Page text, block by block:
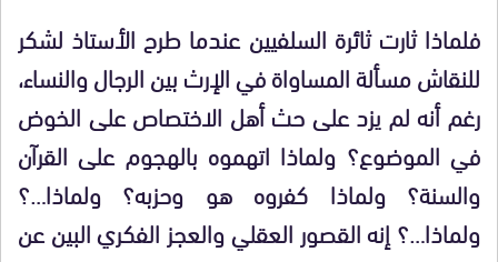
فلماذا ثارت ثائرة السلفيين عندما طرح الأستاذ لشكر
للنقاش مسألة المساواة في الإرث بين الرجال والنساء،
رغم أنه لم يزد على حث أهل الاختصاص على الخوض
في الموضوع؟ ولماذا اتهموه بالهجوم على القرآن
والسنة؟ ولماذا كفروه هو وحزبه؟ ولماذا…؟
ولماذا…؟ إنه القصور العقلي والعجز الفكري البين عن